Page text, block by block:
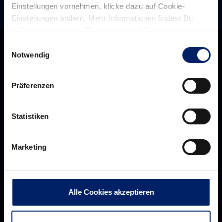
Einstellungen vornehmen, klicke dazu auf Cookie-
Einstellungen ändern. Mehr Informationen findest Du
außerdem in unsererDatenschutzerklärung.
Notwendig
Präferenzen
Statistiken
Marketing
Alle Cookies akzeptieren